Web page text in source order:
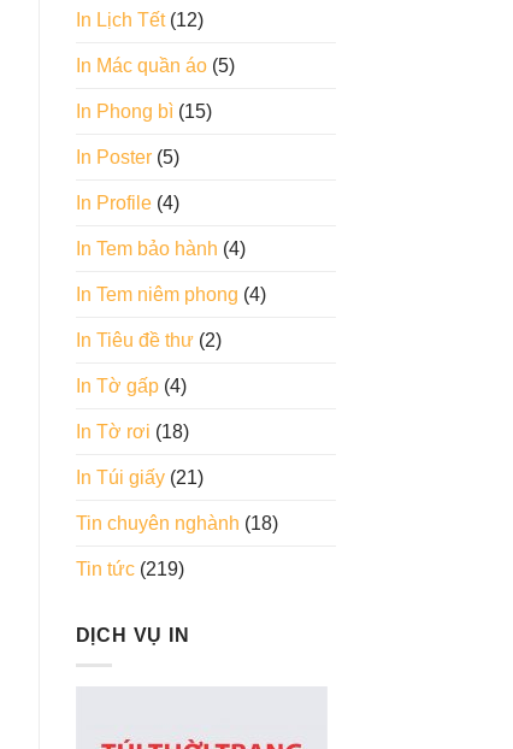
In Lịch Tết(12)
In Mác quần áo(5)
In Phong bì(15)
In Poster(5)
In Profile(4)
In Tem bảo hành (4)
In Tem niêm phong (4)
In Tiêu đề thư(2)
In Tờ gấp(4)
In Tờ rơi (18)
In Túi giấy(21)
Tin chuyên nghành (18)
Tin tức(219)
DỊCH VỤ IN